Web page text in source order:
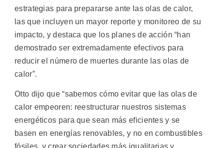
estrategias para prepararse ante las olas de calor,
las que incluyen un mayor reporte y monitoreo de su
impacto, y destaca que los planes de acción “han
demostrado ser extremadamente efectivos para
reducir el número de muertes durante las olas de
calor”.
Otto dijo que “sabemos cómo evitar que las olas de
calor empeoren: reestructurar nuestros sistemas
energéticos para que sean más eficientes y se
basen en energías renovables, y no en combustibles
fósiles, y crear sociedades más igualitarias y